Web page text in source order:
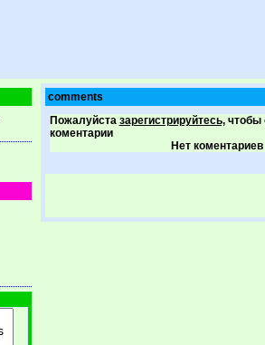
comments
Пожалуйста зарегистрируйтесь,чтобы
коментарии
Нет коментариев